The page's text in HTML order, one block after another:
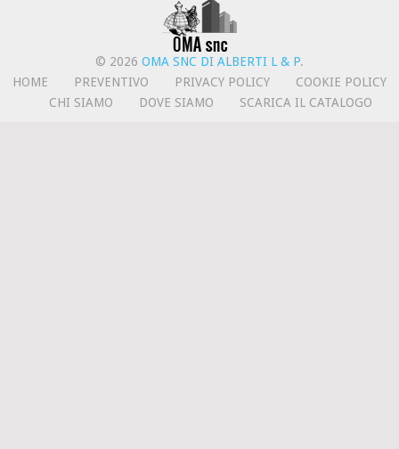
© 2026 OMA SNC DI ALBERTI L & P.
HOME
PREVENTIVO PRIVACY POLICY
COOKIE POLICY
CHI SIAMO
DOVE SIAMO SCARICA IL CATALOGO